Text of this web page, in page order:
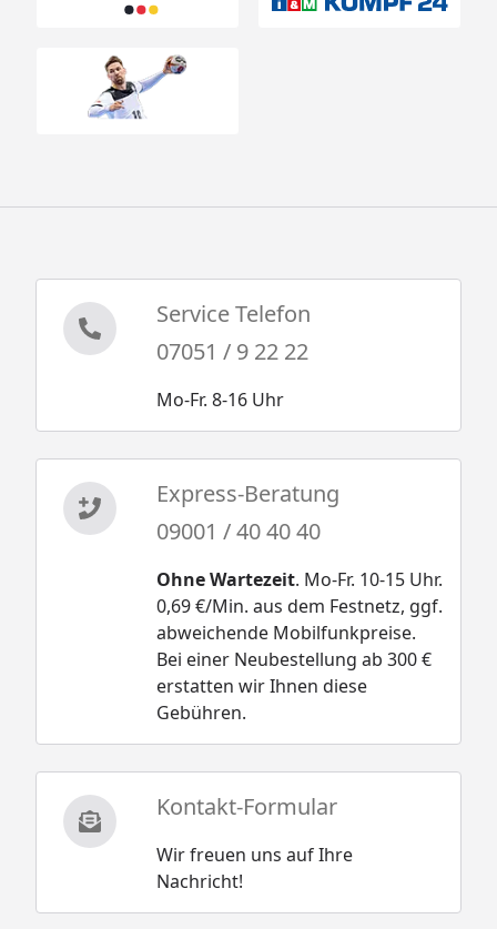
Service Telefon
07051 / 9 22 22
Mo-Fr. 8-16 Uhr
Express-Beratung
09001 / 40 40 40
Ohne Wartezeit. Mo-Fr. 10-15 Uhr.
0,69 €/Min. aus dem Festnetz, ggf.
abweichende Mobilfunkpreise.
Bei einer Neubestellung ab 300 €
erstatten wir Ihnen diese
Gebühren.
Kontakt-Formular
Wir freuen uns auf Ihre
Nachricht!